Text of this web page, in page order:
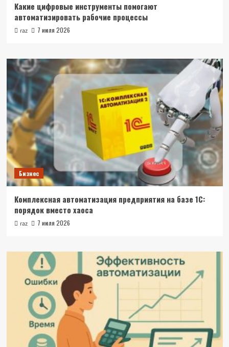
Какие цифровые инструменты помогают
автоматизировать рабочие процессы
raz 7 июля 2026
Бизнес
Комплексная автоматизация предприятия на базе 1С:
порядок вместо хаоса
raz 7 июля 2026